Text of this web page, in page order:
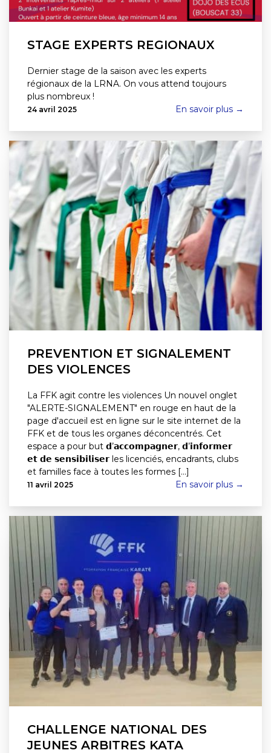
STAGE EXPERTS REGIONAUX
Dernier stage de la saison avec les experts
régionaux de la LRNA. On vous attend toujours
plus nombreux !
24 avril 2025 En savoir plus →
PREVENTION ET SIGNALEMENT
DES VIOLENCES
La FFK agit contre les violences Un nouvel onglet
"ALERTE-SIGNALEMENT" en rouge en haut de la
page d'accueil est en ligne sur le site internet de la
FFK et de tous les organes déconcentrés. Cet
espace a pour but 𝗱’𝗮𝗰𝗰𝗼𝗺𝗽𝗮𝗴𝗻𝗲𝗿, 𝗱’𝗶𝗻𝗳𝗼𝗿𝗺𝗲𝗿
𝗲𝘁 𝗱𝗲 𝘀𝗲𝗻𝘀𝗶𝗯𝗶𝗹𝗶𝘀𝗲𝗿 les licenciés, encadrants, clubs
et familles face à toutes les formes [...]
11 avril 2025 En savoir plus →
CHALLENGE NATIONAL DES
JEUNES ARBITRES KATA